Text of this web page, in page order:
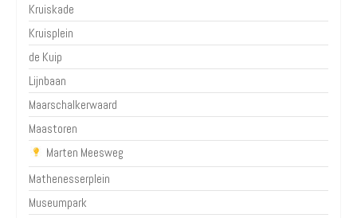
Kruiskade
Kruisplein
de Kuip
Lijnbaan
Maarschalkerwaard
Maastoren
Marten Meesweg
Mathenesserplein
Museumpark